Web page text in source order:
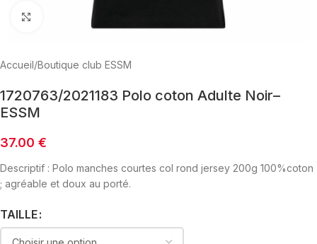
Click to enlarge
Accueil/Boutique club ESSM
1720763/2021183 Polo coton Adulte Noir–
ESSM
37.00 €
Descriptif : Polo manches courtes col rond jersey 200g 100%coton
; agréable et doux au porté.
TAILLE